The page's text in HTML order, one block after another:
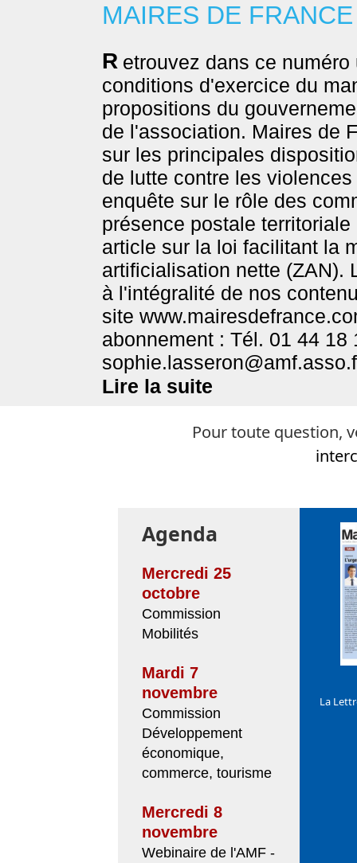
MAIRES DE
R etrouvez dans ce
conditions d'exercice du
propositions du
de l'association. Maires de
sur les principales
de lutte contre les
enquête sur le rôle des
présence postale
article sur la loi facilitant la
artificialisation nette (ZAN).
à l'intégralité de nos
site
abonnement : Tél. 01 44 18
Lire la suite
Pour toute question,
Agenda
Mercredi 25
octobre
Commission
Mobilités
Mardi 7
novembre
Commission
Développement
économique,
commerce, tourisme
Mercredi 8
novembre
Webinaire de l'AMF -
La